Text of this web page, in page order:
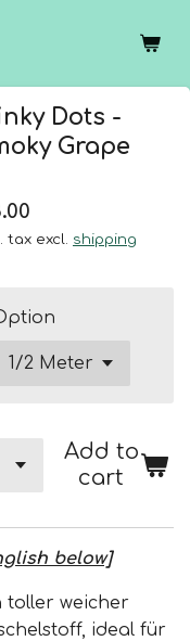
Dots -
Grape
tax excl. shipping
Add to
cart
below]
toller weicher
ideal für